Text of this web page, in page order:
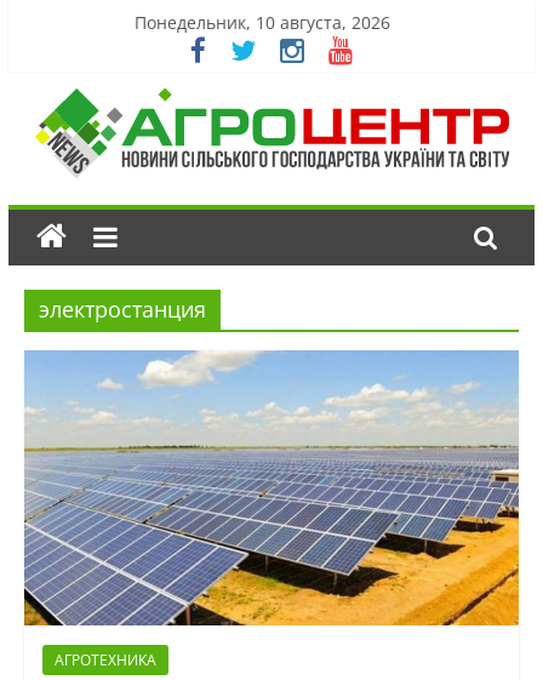
Понедельник, 10 августа, 2026
электростанция
АГРОТЕХНИКА